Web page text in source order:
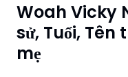
Woah Vicky
sử, Tuổi, Tên
mẹ